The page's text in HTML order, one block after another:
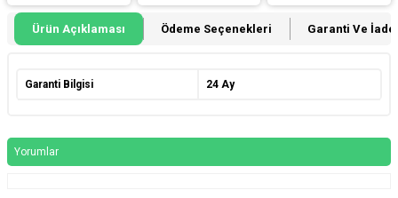
Ürün Açıklaması Ödeme Seçenekleri Garanti Ve İade
Garanti Bilgisi 24 Ay
Yorumlar